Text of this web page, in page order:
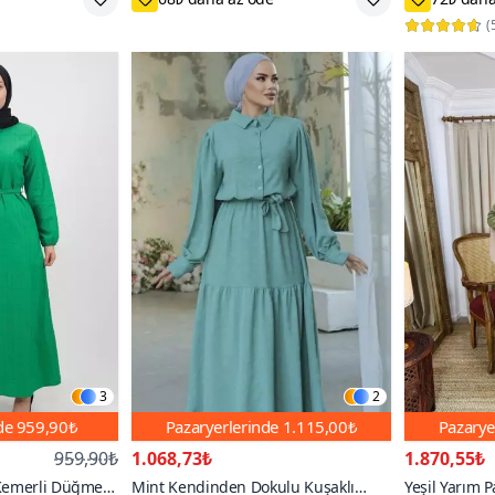
1000+ (
3
959,90₺
959,90₺
Düğmeli
2
Pazaryerlerinde 1.115,00₺
1.068,73₺
Mint Kendinden Dokulu Kuşaklı
1.870,55₺
Yeşil Yarım